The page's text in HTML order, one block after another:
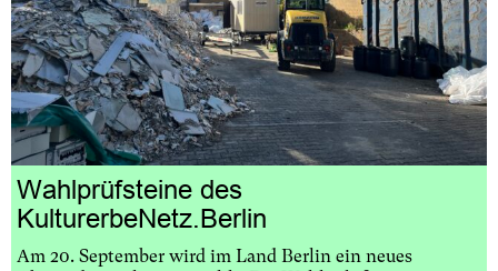
Wahlprüfsteine des
KulturerbeNetz.Berlin
Am 20. September wird im Land Berlin ein neues